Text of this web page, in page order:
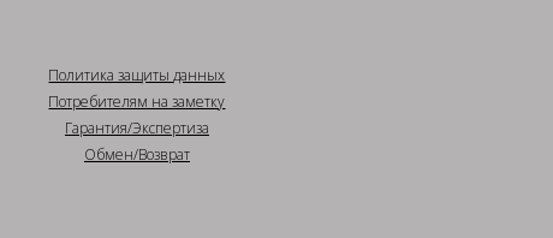
Политика защиты данных
Потребителям на заметку
Гарантия/Экспертиза
Обмен/Возврат